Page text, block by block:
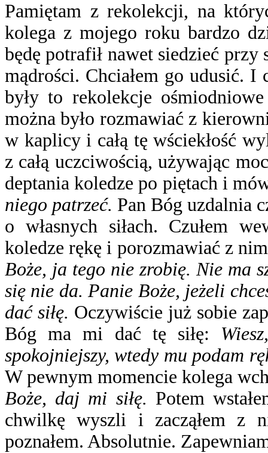
Pamiętam z rekolekcji, na
kolega z mojego roku bardzo
będę potrafił nawet siedzieć
mądrości. Chciałem go udusić. I
były to rekolekcje
można było rozmawiać z
w kaplicy i całą tę wściekłość
z całą uczciwością, używając
deptania koledze po piętach i
niego patrzeć. Pan Bóg uzdalnia
o własnych siłach. Czułem
koledze rękę i porozmawiać z
Boże, ja tego nie zrobię. Nie ma
się nie da. Panie Boże, jeżeli
dać siłę. Oczywiście już sobie
Bóg ma mi dać tę siłę:
spokojniejszy, wtedy mu podam
W pewnym momencie kolega
Boże, daj mi siłę. Potem
chwilkę wyszli i zacząłem z
poznałem. Absolutnie.